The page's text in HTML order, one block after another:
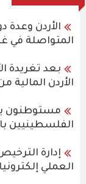
الأردن وعدة
المتواصلة في
بعد تغريدة
الأردن
مستوطنون
الفلسطينيين
إدارة
العملي